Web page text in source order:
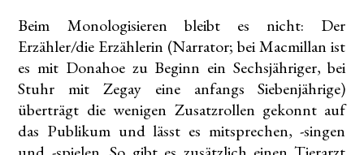
Beim Monologisieren bleibt es nicht: Der
Erzähler/die Erzählerin (Narrator; bei Macmillan ist
es mit Donahoe zu Beginn ein Sechsjähriger, bei
Stuhr mit Zegay eine anfangs Siebenjährige)
überträgt die wenigen Zusatzrollen gekonnt auf
das Publikum und lässt es mitsprechen, -singen